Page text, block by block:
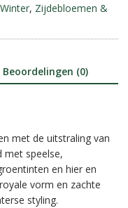
t
v
:
Winter, Zijdebloemen &
Beoordelingen (0)
met de uitstraling van
met speelse,
en hier en
vorm en zachte
styling.